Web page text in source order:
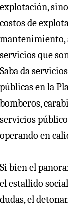
explotación,
costos de
mantenimiento,
servicios que
Saba da
públicas en la
bomberos,
servicios
operando en
Si bien el
el estallido
dudas, el